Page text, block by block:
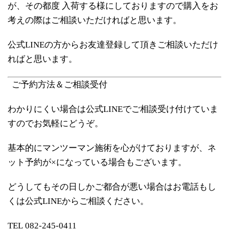
が、その都度 入荷する様にしておりますので購入をお
考えの際はご相談いただければと思います。
公式LINEの方からお友達登録して頂きご相談いただけ
ればと思います。
ご予約方法＆ご相談受付
わかりにくい場合は公式LINEでご相談受け付けていま
すのでお気軽にどうぞ。
基本的にマンツーマン施術を心がけておりますが、ネ
ット予約が×になっている場合もございます。
どうしてもその日しかご都合が悪い場合はお電話もし
くは公式LINEからご相談ください。
TEL 082-245-0411